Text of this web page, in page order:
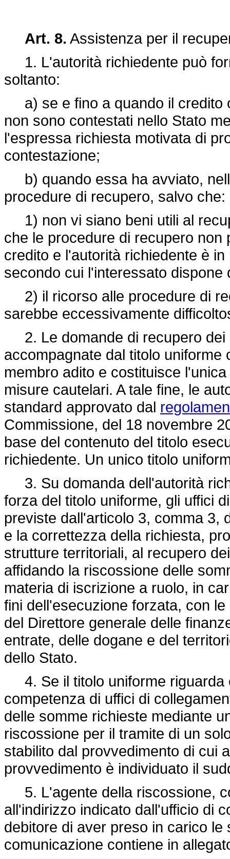
Art. 8. Assistenza per il
1. L'autorità richiedente può
soltanto:
a) se e fino a quando il credito
non sono contestati nello Stato
l'espressa richiesta motivata di
contestazione;
b) quando essa ha avviato,
procedure di recupero, salvo che:
1) non vi siano beni utili al
che le procedure di recupero
credito e l'autorità richiedente è
secondo cui l'interessato dispone
2) il ricorso alle procedure di
sarebbe eccessivamente
2. Le domande di recupero dei
accompagnate dal titolo
membro adito e costituisce
misure cautelari. A tale fine, le
standard approvato dal
Commissione, del 18 novembre
base del contenuto del titolo
richiedente. Un unico titolo
3. Su domanda dell'autorità
forza del titolo uniforme, gli uffici
previste dall'articolo 3, comma 3,
e la correttezza della richiesta,
strutture territoriali, al recupero
affidando la riscossione delle
materia di iscrizione a ruolo, in
fini dell'esecuzione forzata, con
del Direttore generale delle
entrate, delle dogane e del
dello Stato.
4. Se il titolo uniforme riguarda
competenza di uffici di
delle somme richieste mediante
riscossione per il tramite di un
stabilito dal provvedimento di cui
provvedimento è individuato il
5. L'agente della riscossione,
all'indirizzo indicato dall'ufficio di
debitore di aver preso in carico
comunicazione contiene in